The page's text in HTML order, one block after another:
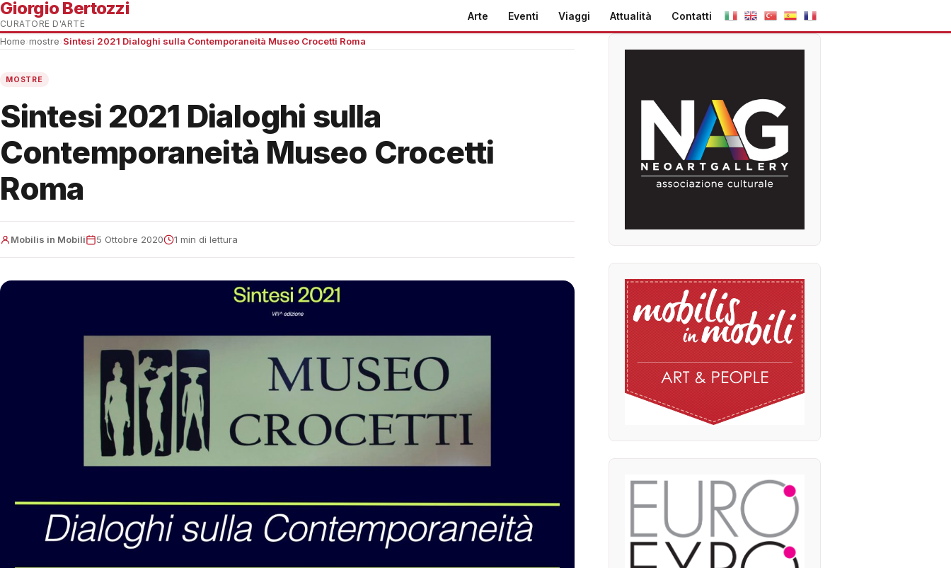
Giorgio Bertozzi
CURATORE D'ARTE
Arte Eventi Viaggi Attualità Contatti
Home mostre Sintesi 2021 Dialoghi sulla Contemporaneità Museo Crocetti Roma
MOSTRE
Sintesi 2021 Dialoghi sulla
Contemporaneità Museo Crocetti
Roma
Mobilis in Mobili 5 Ottobre 2020 1 min di lettura